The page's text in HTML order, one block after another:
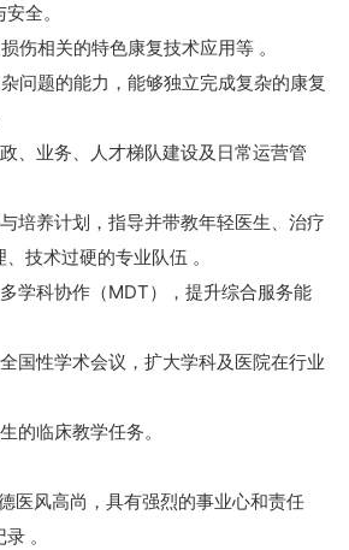
全。
伤相关的特色康复技术应用等 。
问题的能力，能够独立完成复杂的康复
、业务、人才梯队建设及日常运营管
培养计划，指导并带教年轻医生、治疗
技术过硬的专业队伍 。
学科协作（MDT），提升综合服务能
国性学术会议，扩大学科及医院在行业
的临床教学任务。
医风高尚，具有强烈的事业心和责任
。